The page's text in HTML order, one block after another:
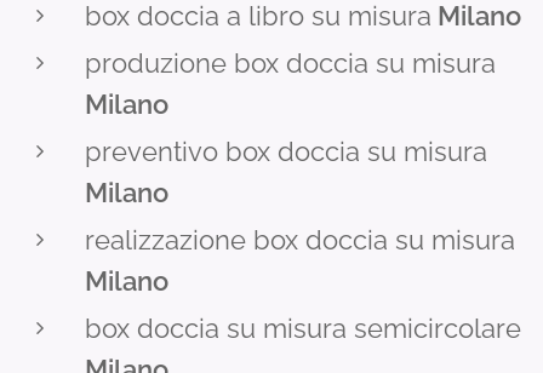
box doccia a libro su misura Milano
produzione box doccia su misura
Milano
preventivo box doccia su misura
Milano
realizzazione box doccia su misura
Milano
box doccia su misura semicircolare